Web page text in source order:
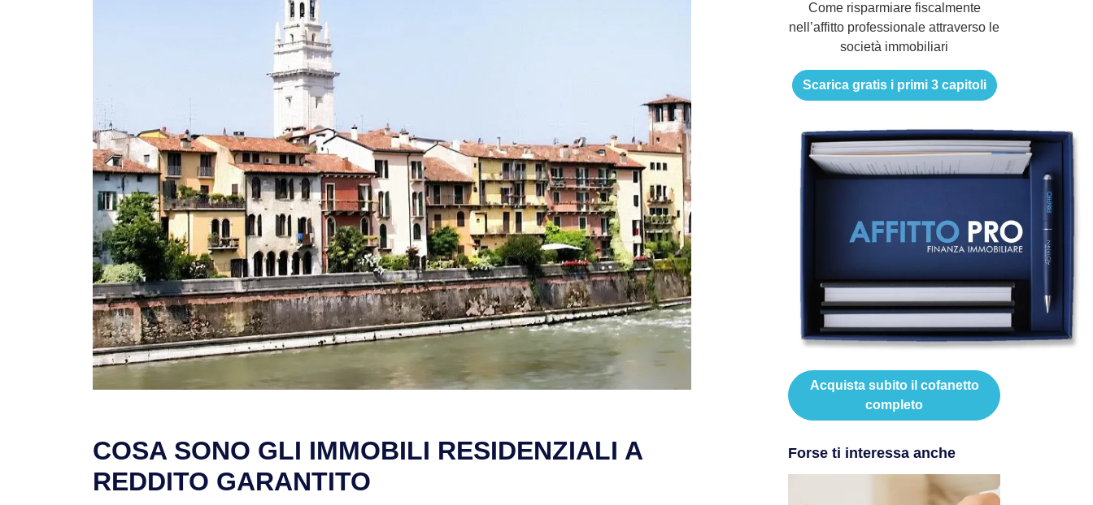
COSA SONO GLI IMMOBILI RESIDENZIALI A
REDDITO GARANTITO
Come risparmiare fiscalmente
nell’affitto professionale attraverso le
società immobiliari
Scarica gratis i primi 3 capitoli
Acquista subito il cofanetto
completo
Forse ti interessa anche